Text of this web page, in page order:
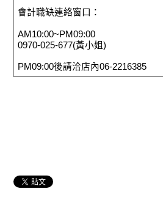
會計職缺連絡窗口：
AM10:00~PM09:00
0970-025-677(黃小姐)
PM09:00後請洽店內06-2216385